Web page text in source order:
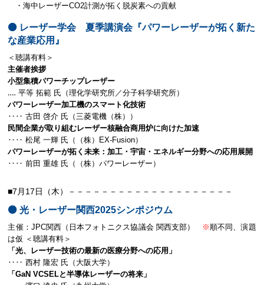
・海中レーザーCO2計測が拓く脱炭素への貢献
⚫️ レーザー学会 夏季講演会『パワーレーザーが拓く新た
な産業応用』
＜聴講有料＞
主催者挨拶
小型集積パワーチップレーザー
‥‥ 平等 拓範 氏（理化学研究所／分子科学研究所）
パワーレーザー加工機のスマート化技術
‥‥ 古田 啓介 氏（三菱電機（株））
民間企業が取り組むレーザー核融合商用炉に向けた加速
‥‥ 松尾 一輝 氏（（株）EX-Fusion）
パワーレーザーが拓く未来：加工・宇宙・エネルギー分野への応用展開
‥‥ 前田 重雄 氏（（株）パワーレーザー）
■7月17日（木）－－－－－－－－－－－－－－－－－－－－
⚫️ 光・レーザー関西2025シンポジウム
主催：JPC関西（日本フォトニクス協議会 関西支部） ※ 順不同、演題
は仮 ＜聴講有料＞
「光、レーザー技術の最新の医療分野への応用」
‥‥ 西村 隆宏 氏（大阪大学）
「GaN VCSELと半導体レーザーの将来」